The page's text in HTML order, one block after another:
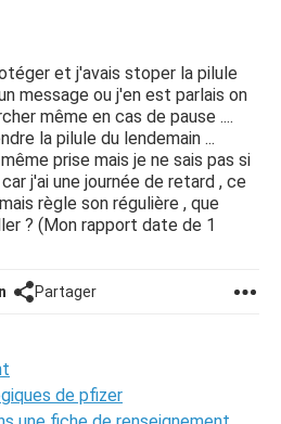
et j'avais stoper la pilule
message ou j'en est parlais on
même en cas de pause ....
la pilule du lendemain ...
prise mais je ne sais pas si
j'ai une journée de retard , ce
règle son régulière , que
? (Mon rapport date de 1
Partager
de pfizer